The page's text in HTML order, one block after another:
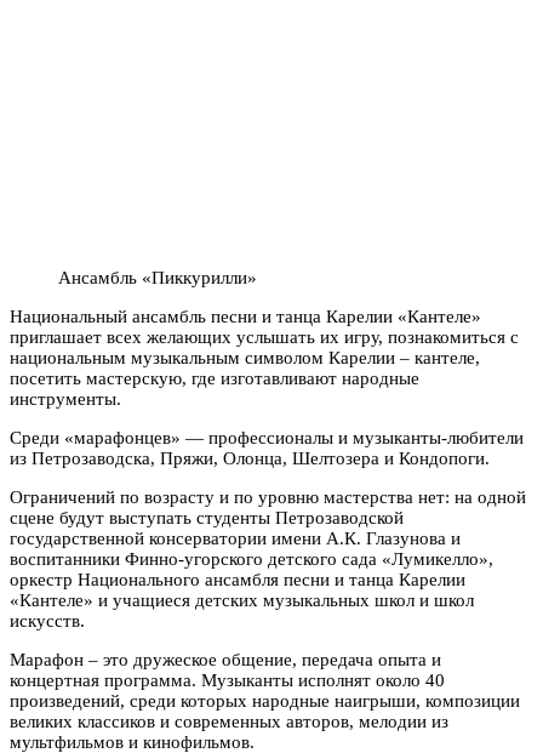
Ансамбль «Пиккурилли»
Национальный ансамбль песни и танца Карелии «Кантеле»
приглашает всех желающих услышать их игру, познакомиться с
национальным музыкальным символом Карелии – кантеле,
посетить мастерскую, где изготавливают народные
инструменты.
Среди «марафонцев» — профессионалы и музыканты-любители
из Петрозаводска, Пряжи, Олонца, Шелтозера и Кондопоги.
Ограничений по возрасту и по уровню мастерства нет: на одной
сцене будут выступать студенты Петрозаводской
государственной консерватории имени А.К. Глазунова и
воспитанники Финно-угорского детского сада «Лумикелло»,
оркестр Национального ансамбля песни и танца Карелии
«Кантеле» и учащиеся детских музыкальных школ и школ
искусств.
Марафон – это дружеское общение, передача опыта и
концертная программа. Музыканты исполнят около 40
произведений, среди которых народные наигрыши, композиции
великих классиков и современных авторов, мелодии из
мультфильмов и кинофильмов.